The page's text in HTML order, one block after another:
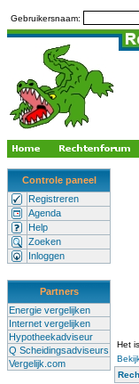
Gebruikersnaam:
Controle paneel
Registreren
Agenda
Help
Zoeken
Inloggen
Partners
Energie vergelijken
Internet vergelijken
Hypotheekadviseur
Q Scheidingsadviseurs
Vergelijk.com
Het